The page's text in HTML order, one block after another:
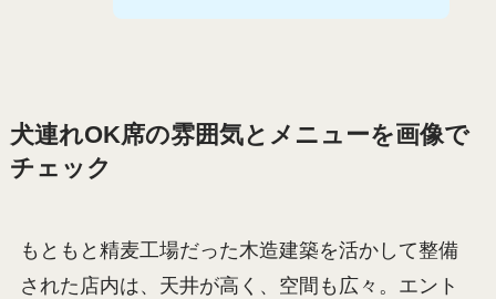
犬連れOK席の雰囲気とメニューを画像で
チェック
もともと精麦工場だった木造建築を活かして整備
された店内は、天井が高く、空間も広々。エント